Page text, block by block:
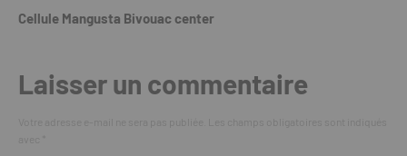
Cellule Mangusta Bivouac center
Laisser un commentaire